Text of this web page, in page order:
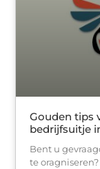
Gouden tips
bedrijfsuitje
Bent u
te